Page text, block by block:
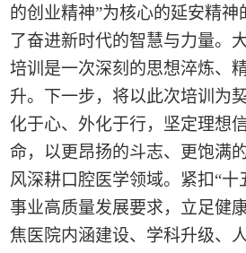
的创业精神”为核心的延安精神
了奋进新时代的智慧与力量。
培训是一次深刻的思想淬炼、
升。下一步，将以此次培训为
化于心、外化于行，坚定理想
命，以更昂扬的斗志、更饱满
风深耕口腔医学领域。紧扣“十
事业高质量发展要求，立足健
焦医院内涵建设、学科升级、